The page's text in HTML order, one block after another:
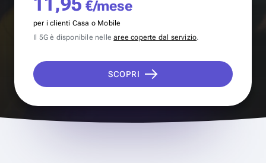
€/mese
per i clienti Casa o Mobile
Il 5G è disponibile nellearee coperte dal servizio.
SCOPRI